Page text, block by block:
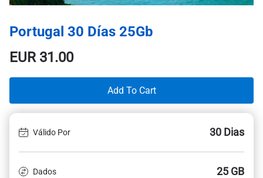
Portugal 30 Días 25Gb
EUR31.00
Add To Cart
Válido Por 30 Dias
Dados 25 GB